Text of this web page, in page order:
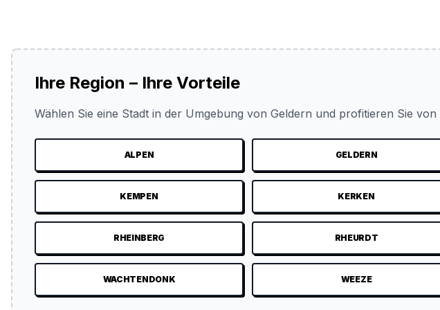
Ihre Region – Ihre Vorteile
Wählen Sie eine Stadt in der Umgebung von Geldern und profitieren Sie von
ALPEN GELDERN
KEMPEN KERKEN
RHEINBERG RHEURDT
WACHTENDONK WEEZE